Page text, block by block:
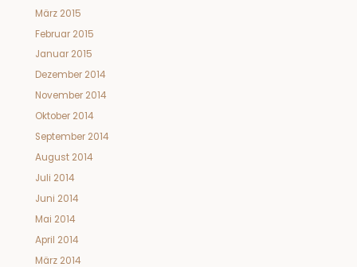
März 2015
Februar 2015
Januar 2015
Dezember 2014
November 2014
Oktober 2014
September 2014
August 2014
Juli 2014
Juni 2014
Mai 2014
April 2014
März 2014